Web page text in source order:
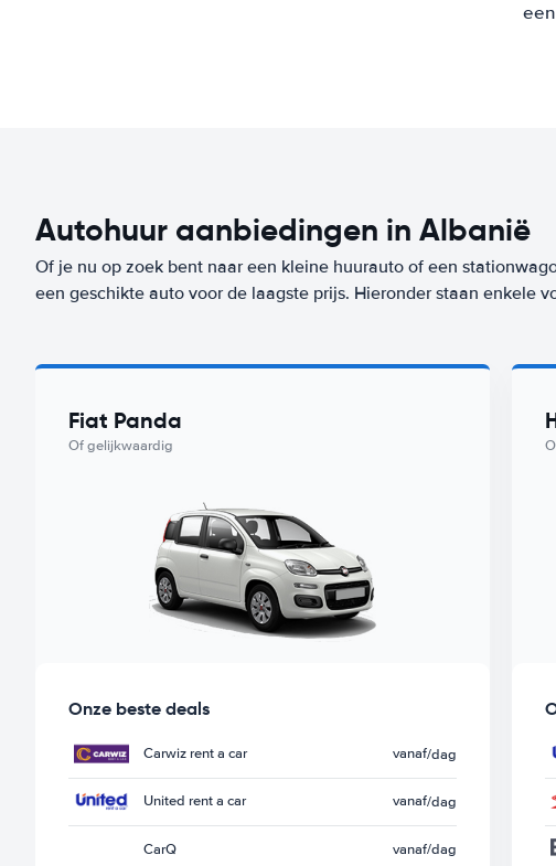
Autohuur aanbiedingen in Albanië
Of je nu op zoek bent naar een kleine huurauto of een
een geschikte auto voor de laagste prijs. Hieronder staan enkele
Fiat Panda
Of gelijkwaardig
Onze beste deals
Carwiz rent a car vanaf/dag
United rent a car vanaf/dag
CarQ vanaf/dag